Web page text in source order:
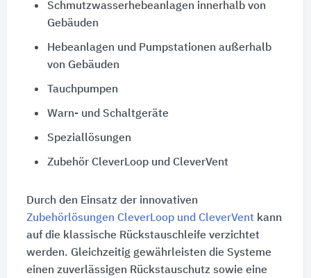
Schmutzwasserhebeanlagen innerhalb von
Gebäuden
Hebeanlagen und Pumpstationen außerhalb
von Gebäuden
Tauchpumpen
Warn- und Schaltgeräte
Speziallösungen
Zubehör CleverLoop und CleverVent
Durch den Einsatz der innovativen
Zubehörlösungen CleverLoop und CleverVentkann
auf die klassische Rückstauschleife verzichtet
werden. Gleichzeitig gewährleisten die Systeme
einen zuverlässigen Rückstauschutz sowie eine